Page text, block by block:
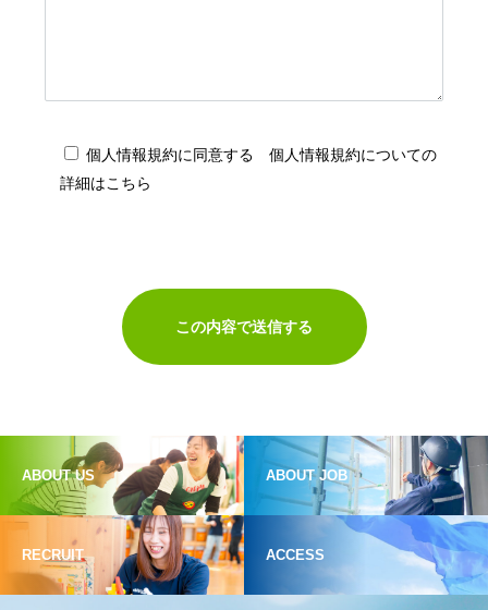
個人情報規約に同意する 個人情報規約についての
詳細はこちら
ABOUT US ABOUT JOB
RECRUIT ACCESS